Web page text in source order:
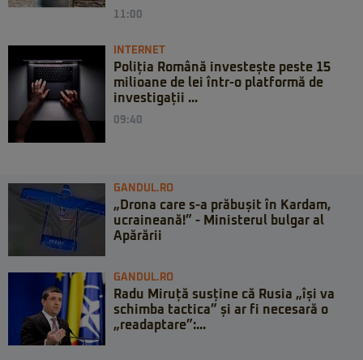
11:00
INTERNET
Poliția Română investește peste 15
milioane de lei într-o platformă de
investigații ...
09:40
GANDUL.RO
„Drona care s-a prăbușit în Kardam,
ucraineană!” - Ministerul bulgar al
Apărării
GANDUL.RO
Radu Miruță susține că Rusia „își va
schimba tactica” și ar fi necesară o
„readaptare”:...